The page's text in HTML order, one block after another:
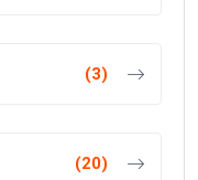
(3)
(20)